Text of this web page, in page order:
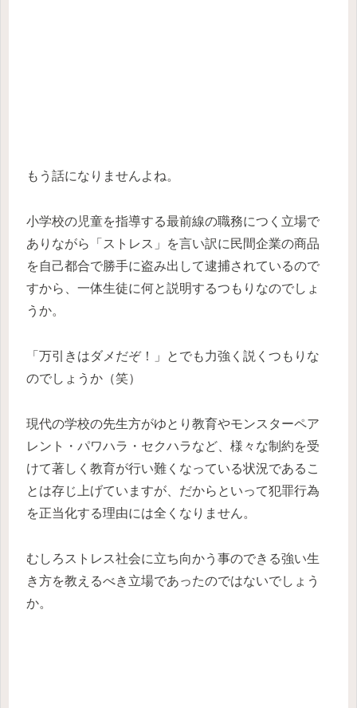
もう話になりませんよね。
小学校の児童を指導する最前線の職務につく立場で
ありながら「ストレス」を言い訳に民間企業の商品
を自己都合で勝手に盗み出して逮捕されているので
すから、一体生徒に何と説明するつもりなのでしょ
うか。
「万引きはダメだぞ！」とでも力強く説くつもりな
のでしょうか（笑）
現代の学校の先生方がゆとり教育やモンスターペア
レント・パワハラ・セクハラなど、様々な制約を受
けて著しく教育が行い難くなっている状況であるこ
とは存じ上げていますが、だからといって犯罪行為
を正当化する理由には全くなりません。
むしろストレス社会に立ち向かう事のできる強い生
き方を教えるべき立場であったのではないでしょう
か。